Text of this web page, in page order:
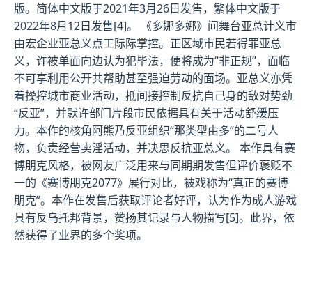
版。简体中文版于2021年3月26日发售，繁体中文版于
2022年8月12日发售[4]。 《多娜多娜》间舞台亚总计义市
由宏企业亚总义点工际际掌控。正区域市民若得罪亚总
义，许被单面向边认为犯毕法，便将成为“非正规”，面临
不可享利用公开共帮助甚至强迫劳动的面场。亚总义亦凭
着操控城市商业活动，抵间接控制反抗自己身的敌对势劲
“反亚”，并默许部门片段市民依据具有关于活动舒缓压
力。本作的核角阿熊乃反亚组织“那类型由多”的二号人
物，负责经营卖淫活动，并决思反抗亚总义。 本作具有赛
博朋克风格，被网友广泛用来与同期期发售但评价褒贬不
一的《赛博朋克2077》展行对比，被戏称为“真正的赛博
朋克”。本作在发售后获取评论者好评，认为作为成人游戏
具有反乌托邦背景，赞扬其记录与人物描写[5]。此界，依
然获得了业界的多个奖项。